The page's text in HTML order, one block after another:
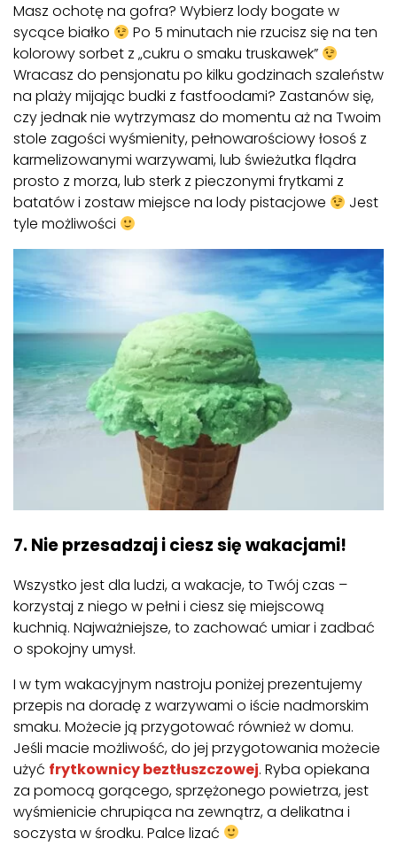
Masz ochotę na gofra? Wybierz lody bogate w
sycące białko
Po 5 minutach nie rzucisz się na ten
kolorowy sorbet z „cukru o smaku truskawek”
Wracasz do pensjonatu po kilku godzinach szaleństw
na plaży mijając budki z fastfoodami? Zastanów się,
czy jednak nie wytrzymasz do momentu aż na Twoim
stole zagości wyśmienity, pełnowarościowy łosoś z
karmelizowanymi warzywami, lub świeżutka flądra
prosto z morza, lub sterk z pieczonymi frytkami z
batatów i zostaw miejsce na lody pistacjowe
Jest
tyle możliwości
7. Nie przesadzaj i ciesz się wakacjami!
Wszystko jest dla ludzi, a wakacje, to Twój czas –
korzystaj z niego w pełni i ciesz się miejscową
kuchnią. Najważniejsze, to zachować umiar i zadbać
o spokojny umysł.
I w tym wakacyjnym nastroju poniżej prezentujemy
przepis na doradę z warzywami o iście nadmorskim
smaku. Możecie ją przygotować również w domu.
Jeśli macie możliwość, do jej przygotowania możecie
użyć frytkownicy beztłuszczowej. Ryba opiekana
za pomocą gorącego, sprzężonego powietrza, jest
wyśmienicie chrupiąca na zewnątrz, a delikatna i
soczysta w środku. Palce lizać